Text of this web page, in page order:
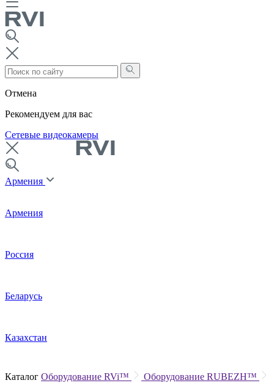
Отмена
Рекомендуем для вас
Сетевые видеокамеры
Армения
Армения
Россия
Беларусь
Казахстан
Каталог Оборудование RVi™
Оборудование RUBEZH™